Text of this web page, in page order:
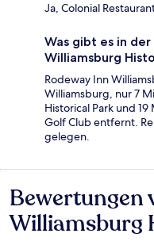
Ja, Colonial
Was gibt es in
Williamsburg
Rodeway Inn
Williamsburg, nur 7
Historical Park und
Golf Club entfernt.
gelegen.
Bewertungen
Bewertungen
Williamsburg